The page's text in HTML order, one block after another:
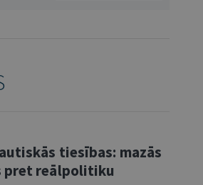
tiesības: mazās
pret reālpolitiku